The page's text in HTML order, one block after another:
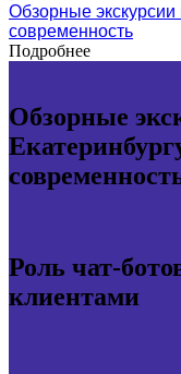
Обзорные экскурсии
современность
Подробнее
Обзорные
Роль чат-
клиентами